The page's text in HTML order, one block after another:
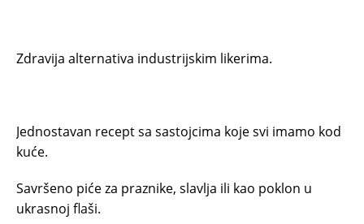
Zdravija alternativa industrijskim likerima.
Jednostavan recept sa sastojcima koje svi imamo kod
kuće.
Savršeno piće za praznike, slavlja ili kao poklon u
ukrasnoj flaši.